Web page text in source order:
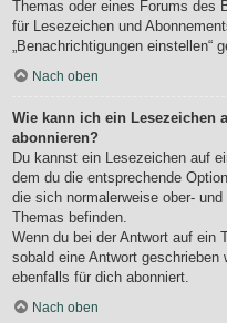
Themas oder eines Forums des
für Lesezeichen und
„Benachrichtigungen einstellen“
Nach oben
Wie kann ich ein Lesezeichen
abonnieren?
Du kannst ein Lesezeichen auf
dem du die entsprechende
die sich normalerweise ober-
Themas befinden.
Wenn du bei der Antwort auf ein
sobald eine Antwort geschrieben
ebenfalls für dich abonniert.
Nach oben